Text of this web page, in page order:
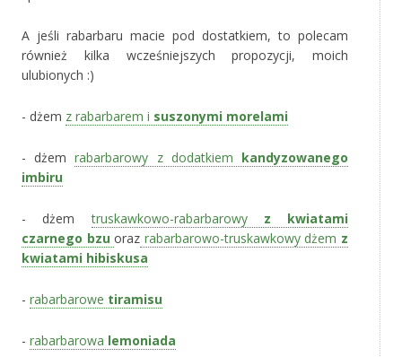
A jeśli rabarbaru macie pod dostatkiem, to polecam
również kilka wcześniejszych propozycji, moich
ulubionych :)
- dżem z rabarbarem i suszonymi morelami
- dżemrabarbarowy z dodatkiem kandyzowanego
imbiru
- dżemtruskawkowo-rabarbarowy z kwiatami
czarnego bzu oraz rabarbarowo-truskawkowy dżem z
kwiatami hibiskusa
- rabarbarowe tiramisu
- rabarbarowa lemoniada